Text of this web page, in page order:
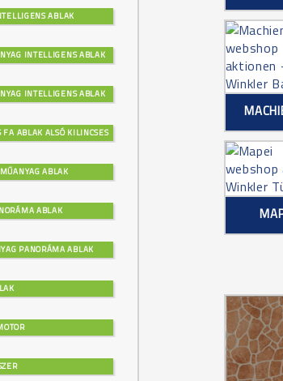
ABLAK
INTELLIGENS ABLAK
INTELLIGENS ABLAK
ABLAK ALSÓ KILINCSES
ABLAK
ABLAK
PANORÁMA ABLAK